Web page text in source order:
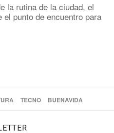
la rutina de la ciudad, el
punto de encuentro para
TECNO BUENAVIDA